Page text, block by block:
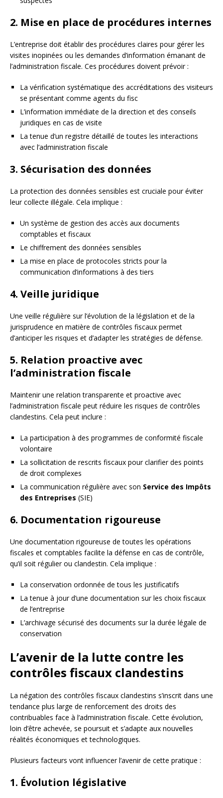
2. Mise en place de procédures internes
L’entreprise doit établir des procédures claires pour gérer les
visites inopinées ou les demandes d’information émanant de
l’administration fiscale. Ces procédures doivent prévoir :
La vérification systématique des accréditations des visiteurs
se présentant comme agents du fisc
L’information immédiate de la direction et des conseils
juridiques en cas de visite
La tenue d’un registre détaillé de toutes les interactions
avec l’administration fiscale
3. Sécurisation des données
La protection des données sensibles est cruciale pour éviter
leur collecte illégale. Cela implique :
Un système de gestion des accès aux documents
comptables et fiscaux
Le chiffrement des données sensibles
La mise en place de protocoles stricts pour la
communication d’informations à des tiers
4. Veille juridique
Une veille régulière sur l’évolution de la législation et de la
jurisprudence en matière de contrôles fiscaux permet
d’anticiper les risques et d’adapter les stratégies de défense.
5. Relation proactive avec
l’administration fiscale
Maintenir une relation transparente et proactive avec
l’administration fiscale peut réduire les risques de contrôles
clandestins. Cela peut inclure :
La participation à des programmes de conformité fiscale
volontaire
La sollicitation de rescrits fiscaux pour clarifier des points
de droit complexes
La communication régulière avec son Service des Impôts
des Entreprises (SIE)
6. Documentation rigoureuse
Une documentation rigoureuse de toutes les opérations
fiscales et comptables facilite la défense en cas de contrôle,
qu’il soit régulier ou clandestin. Cela implique :
La conservation ordonnée de tous les justificatifs
La tenue à jour d’une documentation sur les choix fiscaux
de l’entreprise
L’archivage sécurisé des documents sur la durée légale de
conservation
L’avenir de la lutte contre les
contrôles fiscaux clandestins
La négation des contrôles fiscaux clandestins s’inscrit dans une
tendance plus large de renforcement des droits des
contribuables face à l’administration fiscale. Cette évolution,
loin d’être achevée, se poursuit et s’adapte aux nouvelles
réalités économiques et technologiques.
Plusieurs facteurs vont influencer l’avenir de cette pratique :
1. Évolution législative